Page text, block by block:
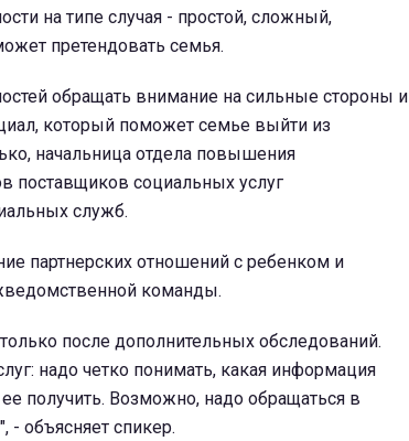
на типе случая - простой, сложный,
претендовать семья.
обращать внимание на сильные стороны и
который поможет семье выйти из
начальница отдела повышения
поставщиков социальных услуг
служб.
партнерских отношений с ребенком и
команды.
после дополнительных обследований.
надо четко понимать, какая информация
получить. Возможно, надо обращаться в
- объясняет спикер.